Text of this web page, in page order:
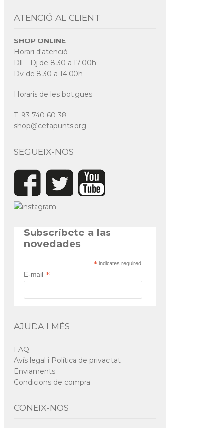
ATENCIÓ AL CLIENT
SHOP ONLINE
Horari d'atenció
Dll – Dj de 8.30 a 17.00h
Dv de 8.30 a 14.00h
Horaris de les botigues
T. 93 740 60 38
shop@cetapunts.org
SEGUEIX-NOS
Subscríbete a las
novedades
* indicates required
E-mail *
AJUDA I MÉS
FAQ
Avís legal i Política de privacitat
Enviaments
Condicions de compra
CONEIX-NOS